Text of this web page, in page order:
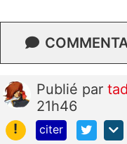
Publié par
21h46
!
citer